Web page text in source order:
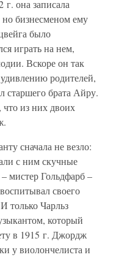
она записала
бизнесменом ему
было
играть на нем,
Вскоре он так
родителей,
старшего брата Айру.
из них двоих
сначала не везло:
с ним скучные
мистер Гольдфарб –
своего
только Чарльз
который
в 1915 г. Джордж
у виолончелиста и